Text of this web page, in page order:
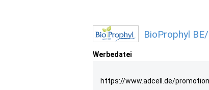
BioProphyl
Werbedatei
https://www.adcell.de/